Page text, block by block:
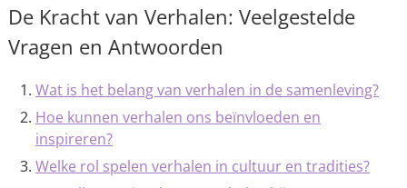
De Kracht van Verhalen: Veelgestelde
Vragen en Antwoorden
Wat is het belang van verhalen in de samenleving?
Hoe kunnen verhalen ons beïnvloeden en
inspireren?
Welke rol spelen verhalen in cultuur en tradities?